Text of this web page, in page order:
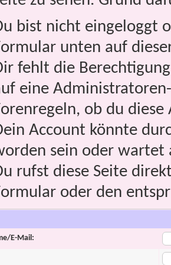
bist nicht eingeloggt
unten auf
fehlt die
eine
ob du
Account könnte
sein oder wartet
rufst diese Seite
oder den
E-Mail: